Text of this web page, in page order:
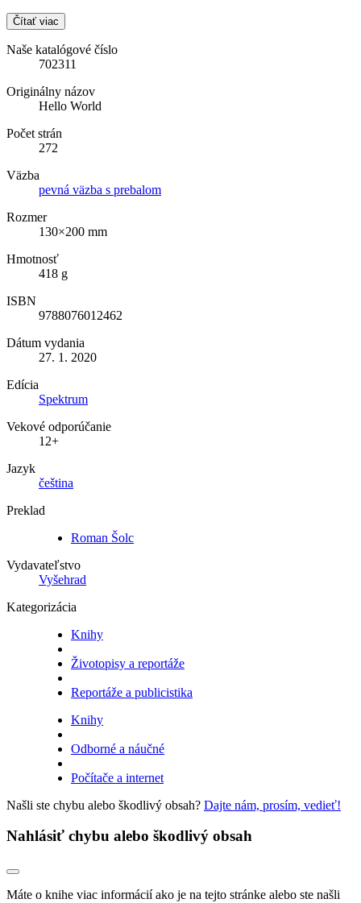
Čítať viac
Naše katalógové číslo
702311
Originálny názov
Hello World
Počet strán
272
Väzba
pevná väzba s prebalom
Rozmer
130×200 mm
Hmotnosť
418 g
ISBN
9788076012462
Dátum vydania
27. 1. 2020
Edícia
Spektrum
Vekové odporúčanie
12+
Jazyk
čeština
Preklad
Roman Šolc
Vydavateľstvo
Vyšehrad
Kategorizácia
Knihy
Životopisy a reportáže
Reportáže a publicistika
Knihy
Odborné a náučné
Počítače a internet
Našli ste chybu alebo škodlivý obsah? Dajte nám, prosím, vedieť!
Nahlásiť chybu alebo škodlivý obsah
Máte o knihe viac informácií ako je na tejto stránke alebo ste našli